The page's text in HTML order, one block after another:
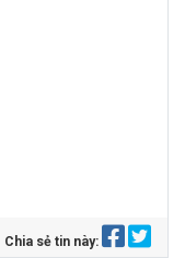
Chia sẻ tin này: